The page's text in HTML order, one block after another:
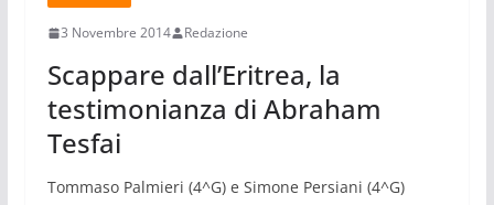
3 Novembre 2014 Redazione
Scappare dall’Eritrea, la
testimonianza di Abraham
Tesfai
Tommaso Palmieri (4^G) e Simone Persiani (4^G)